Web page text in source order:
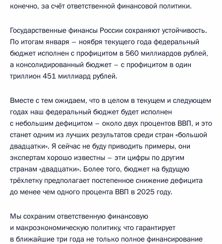
конечно, за счёт ответственной финансовой политики.
Государственные финансы России сохраняют устойчивость.
По итогам января – ноября текущего года федеральный
бюджет исполнен с профицитом в 560 миллиардов рублей,
а консолидированный бюджет – с профицитом в один
триллион 451 миллиард рублей.
Вместе с тем ожидаем, что в целом в текущем и следующем
годах наш федеральный бюджет будет исполнен
с небольшим дефицитом – около двух процентов ВВП, и это
станет одним из лучших результатов среди стран «большой
двадцатки». Я сейчас не буду приводить примеры, они
экспертам хорошо известны – эти цифры по другим
странам «двадцатки». Более того, бюджет на будущую
трёхлетку предполагает постепенное снижение дефицита
до менее чем одного процента ВВП в 2025 году.
Мы сохраним ответственную финансовую
и макроэкономическую политику, что гарантирует
в ближайшие три года не только полное финансирование